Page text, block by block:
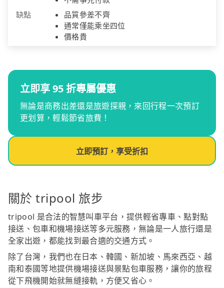
缺點
品質參差不齊
通常僅能乘坐四位
價格貴
立即享 95 折專屬優惠
無論是商務出差還是旅遊探親，來回行程一次預訂
更划算，輕鬆節省旅費！
立即預訂，享受折扣
關於 tripool 旅步
tripool 是合法的智慧叫車平台，提供輕省專車、點對點
接送、包車和機場接送等多元服務，無論是一人旅行還是
全家出遊，都能找到最合適的交通方式。
除了台灣，我們也在日本、韓國、新加坡、馬來西亞、越
南和泰國等地提供機場接送與景點包車服務，讓你的旅程
從下飛機開始就無縫接軌，方便又省心。